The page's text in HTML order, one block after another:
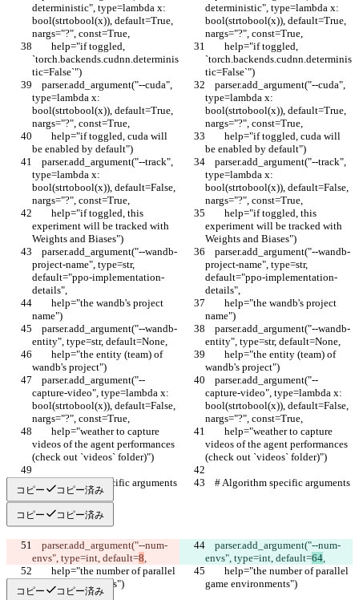
deterministic", type=lambda x:
bool(strtobool(x)), default=True,
nargs="?", const=True,
deterministic", type=lambda x:
bool(strtobool(x)), default=True,
nargs="?", const=True,
`torch.backends.cudnn.determinis
tic=False`")
`torch.backends.cudnn.determinis
tic=False`")
type=lambda x:
bool(strtobool(x)), default=True,
nargs="?", const=True,
type=lambda x:
bool(strtobool(x)), default=True,
nargs="?", const=True,
be enabled by default")
be enabled by default")
type=lambda x:
bool(strtobool(x)), default=False,
nargs="?", const=True,
type=lambda x:
bool(strtobool(x)), default=False,
nargs="?", const=True,
experiment will be tracked with
Weights and Biases")
experiment will be tracked with
Weights and Biases")
project-name", type=str,
default="ppo-implementation-
details",
project-name", type=str,
default="ppo-implementation-
details",
name")
name")
entity", type=str, default=None,
entity", type=str, default=None,
wandb's project")
wandb's project")
capture-video", type=lambda x:
bool(strtobool(x)), default=False,
nargs="?", const=True,
capture-video", type=lambda x:
bool(strtobool(x)), default=False,
nargs="?", const=True,
videos of the agent performances
(check out `videos` folder)")
videos of the agent performances
(check out `videos` folder)")
    # Algorithm specific arguments
    # Algorithm specific arguments
コピー コピー済み
コピー コピー済み
envs", type=int, default=8,
envs", type=int, default=64,
game environments")
game environments")
コピー コピー済み